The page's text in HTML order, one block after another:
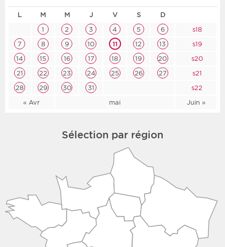
L M M J V S D
« Avr mai Juin »
1 2 3 4 5 6
s18
7
8 9 10 11 12 13
s19
14
15 16 17 18 19 20
s20
21
22 23 24 25 26 27
s21
28
29 30 31 s22
Sélection par région